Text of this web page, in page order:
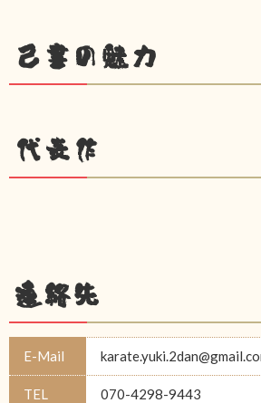
己書の魅力
代表作
連絡先
E-Mail
TEL 070-4298-9443